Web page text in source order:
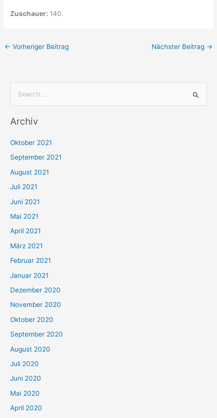
Zuschauer: 140.
← Vorheriger Beitrag Nächster Beitrag →
c
n
n
a
c
h
:
Archiv
Oktober 2021
September 2021
August 2021
Juli 2021
Juni 2021
Mai 2021
April 2021
März 2021
Februar 2021
Januar 2021
Dezember 2020
November 2020
Oktober 2020
September 2020
August 2020
Juli 2020
Juni 2020
Mai 2020
April 2020